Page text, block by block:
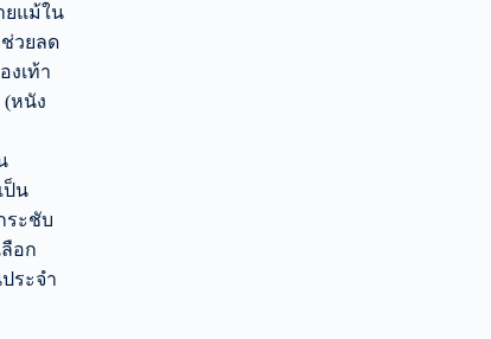
ยแม้ใน
วยลด
งเท้า
(หนัง
ป็น
ระชับ
อก
ระจำ